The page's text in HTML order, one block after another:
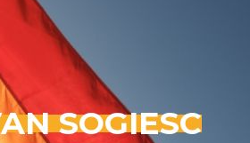
SOGIESC